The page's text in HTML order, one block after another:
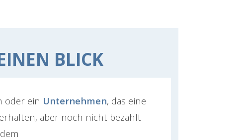
BLICK
oder ein Unternehmen, das eine
aber noch nicht bezahlt